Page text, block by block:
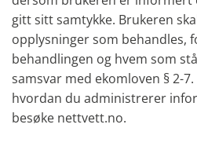
gitt sitt samtykke. Brukeren
opplysninger som behandles,
behandlingen og hvem som
samsvar med ekomloven § 2-
hvordan du administrerer
besøke nettvett.no.